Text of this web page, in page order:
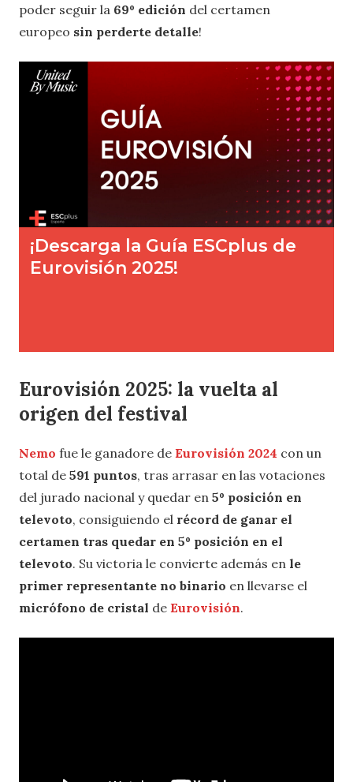
poder seguir la 69º edición del certamen
europeo sin perderte detalle!
Eurovisión 2025: la vuelta al
origen del festival
Nemo fue le ganadore de Eurovisión 2024 con un
total de 591 puntos, tras arrasar en las votaciones
del jurado nacional y quedar en 5º posición en
televoto, consiguiendo el récord de ganar el
certamen tras quedar en 5º posición en el
televoto. Su victoria le convierte además en le
primer representante no binario en llevarse el
micrófono de cristal de Eurovisión.